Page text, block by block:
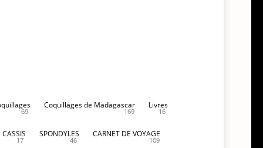
69
Coquillages de Madagascar
169
Livres
16
CASSIS
17
SPONDYLES
46
CARNET DE VOYAGE
109